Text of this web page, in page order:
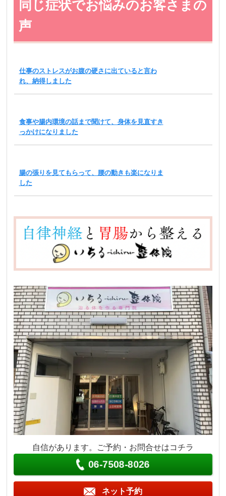
同じ症状でお悩みのお客さまの
声
仕事のストレスがお腹の硬さに出ていると言わ
れ、納得しました
食事や腸内環境の話まで聞けて、身体を見直すき
っかけになりました
腸の張りを見てもらって、腰の動きも楽になりま
した
自信があります。ご予約・お問合せはコチラ
06-7508-8026
ネット予約